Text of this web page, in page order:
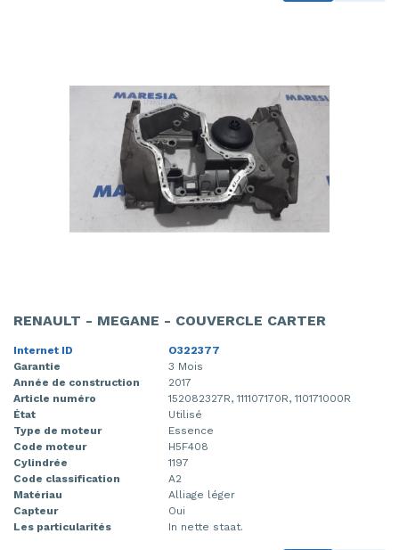
RENAULT - MEGANE - COUVERCLE CARTER
Internet ID
O322377
Garantie
3 Mois
Année de construction
2017
Article numéro
152082327R, 111107170R, 110171000R
État
Utilisé
Type de moteur
Essence
Code moteur
H5F408
Cylindrée
1197
Code classification
A2
Matériau
Alliage léger
Capteur
Oui
Les particularités
In nette staat.